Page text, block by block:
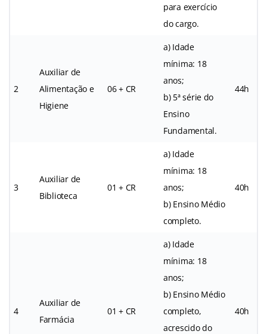
para exercício
do cargo.
2
Auxiliar de
Alimentação e
Higiene
06 + CR
a) Idade
mínima: 18
anos;
b) 5ª série do
Ensino
Fundamental.
44h
3
Auxiliar de
Biblioteca
01 + CR
a) Idade
mínima: 18
anos;
b) Ensino Médio
completo.
40h
4
Auxiliar de
Farmácia
01 + CR
a) Idade
mínima: 18
anos;
b) Ensino Médio
completo,
acrescido do
40h